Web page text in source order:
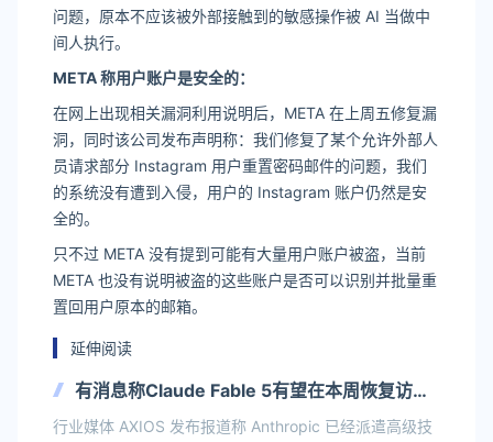
问题，原本不应该被外部接触到的敏感操作被 AI 当做中
间人执行。
META 称用户账户是安全的：
在网上出现相关漏洞利用说明后，META 在上周五修复漏
洞，同时该公司发布声明称：我们修复了某个允许外部人
员请求部分 Instagram 用户重置密码邮件的问题，我们
的系统没有遭到入侵，用户的 Instagram 账户仍然是安
全的。
只不过 META 没有提到可能有大量用户账户被盗，当前
META 也没有说明被盗的这些账户是否可以识别并批量重
置回用户原本的邮箱。
延伸阅读
有消息称Claude Fable 5有望在本周恢复访问
A社派遣专员与美国政府商讨
行业媒体 AXIOS 发布报道称 Anthropic 已经派遣高级技